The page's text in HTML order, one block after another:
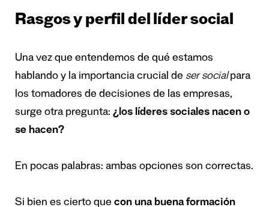
Rasgos y perfil del líder social
Una vez que entendemos de qué estamos
hablando y la importancia crucial de ser socialpara
los tomadores de decisiones de las empresas,
surge otra pregunta: ¿los líderes sociales nacen o
se hacen?
En pocas palabras: ambas opciones son correctas.
Si bien es cierto que con una buena formación